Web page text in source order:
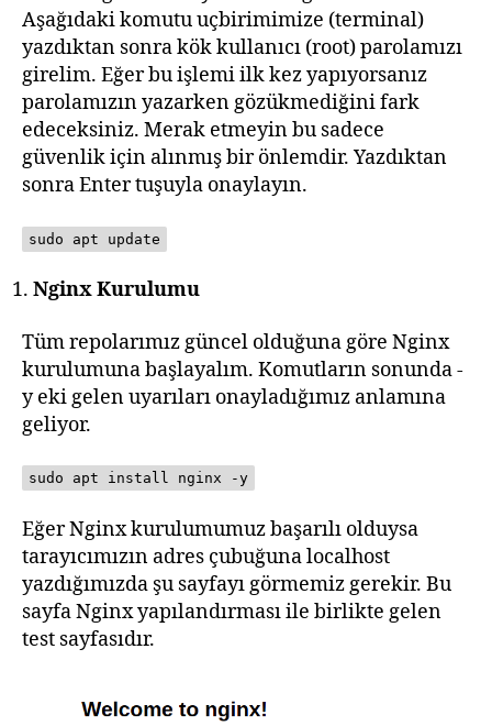
Aşağıdaki komutu uçbirimimize (terminal)
yazdıktan sonra kök kullanıcı (root) parolamızı
girelim. Eğer bu işlemi ilk kez yapıyorsanız
parolamızın yazarken gözükmediğini fark
edeceksiniz. Merak etmeyin bu sadece
güvenlik için alınmış bir önlemdir. Yazdıktan
sonra Enter tuşuyla onaylayın.
sudo apt update
Nginx Kurulumu
Tüm repolarımız güncel olduğuna göre Nginx
kurulumuna başlayalım. Komutların sonunda -
y eki gelen uyarıları onayladığımız anlamına
geliyor.
sudo apt install nginx -y
Eğer Nginx kurulumumuz başarılı olduysa
tarayıcımızın adres çubuğuna localhost
yazdığımızda şu sayfayı görmemiz gerekir. Bu
sayfa Nginx yapılandırması ile birlikte gelen
test sayfasıdır.